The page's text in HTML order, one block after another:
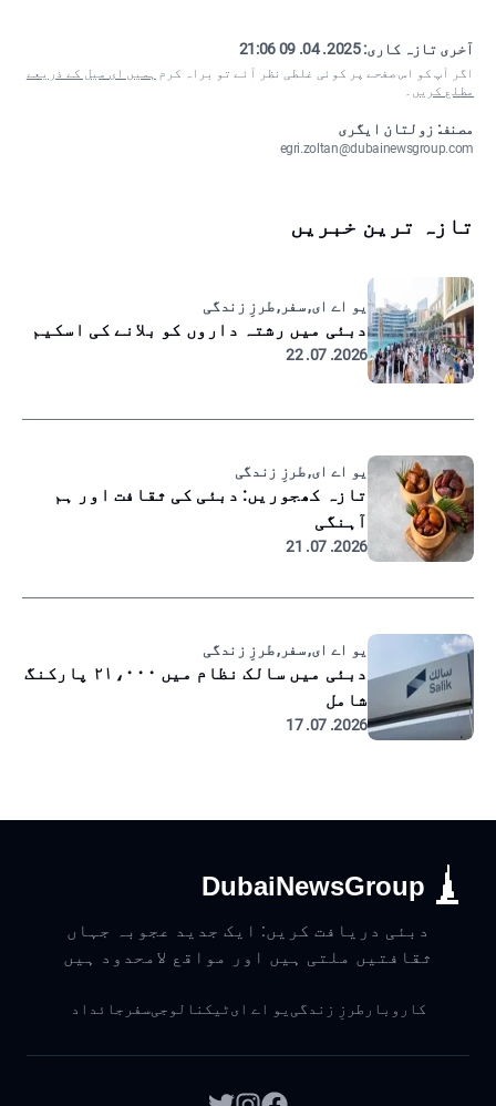
آخری تازہ کاری:2025. 04. 09 21:06
اگر آپ کو اس صفحے پر کوئی غلطی نظر آئے تو براہ کرم ہمیں ای میل کے ذریعے
مطلع کریں ۔
مصنف: زولتان ایگری
egri.zoltan@dubainewsgroup.com
تازہ ترین خبریں
یو اے ای, سفر, طرزِ زندگی
دبئی میں رشتہ داروں کو بلانے کی اسکیم
2026. 07. 22
یو اے ای, طرزِ زندگی
تازہ کھجوریں: دبئی کی ثقافت اور ہم
آہنگی
2026. 07. 21
یو اے ای, سفر, طرزِ زندگی
دبئی میں سالک نظام میں ۲۱،۰۰۰ پارکنگ
شامل
2026. 07. 17
DubaiNewsGroup
دبئی دریافت کریں: ایک جدید عجوبہ جہاں
ثقافتیں ملتی ہیں اور مواقع لامحدود ہیں
کاروبار طرزِ زندگی یو اے ایٹیکنالوجیسفر جائداد